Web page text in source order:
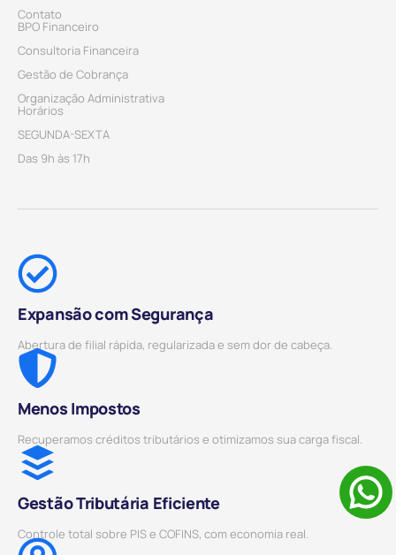
Contato
BPO Financeiro
Consultoria Financeira
Gestão de Cobrança
Organização Administrativa
Horários
SEGUNDA-SEXTA
Das 9h às 17h
Expansão com Segurança
Abertura de filial rápida, regularizada e sem dor de cabeça.
Menos Impostos
Recuperamos créditos tributários e otimizamos sua carga fiscal.
Gestão Tributária Eficiente
Controle total sobre PIS e COFINS, com economia real.